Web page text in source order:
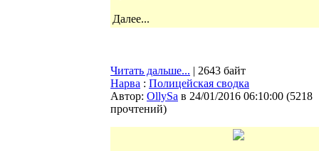
Далее...
Читать дальше... | 2643 байт
Нарва : Полицейская сводка
Автор: OllySa в 24/01/2016 06:10:00 (5218
прочтений)